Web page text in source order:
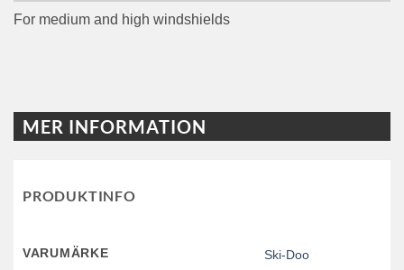
For medium and high windshields
MER INFORMATION
PRODUKTINFO
VARUMÄRKE Ski-Doo